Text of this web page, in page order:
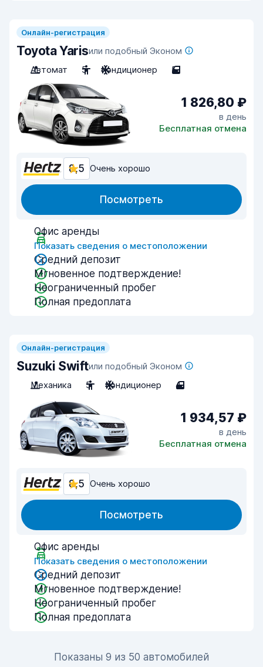
Онлайн-регистрация
Toyota Yarisили подобный Эконом
Автомат
5 Кондиционер 5
1 826,80 ₽
в день
Бесплатная отмена
8,5 Очень хорошо
Посмотреть
Офис аренды
Показать сведения о местоположении
Средний депозит
Мгновенное подтверждение!
Неограниченный пробег
Полная предоплата
Онлайн-регистрация
Suzuki Swiftили подобный Эконом
Механика
5 Кондиционер 4
1 934,57 ₽
в день
Бесплатная отмена
8,5 Очень хорошо
Посмотреть
Офис аренды
Показать сведения о местоположении
Средний депозит
Мгновенное подтверждение!
Неограниченный пробег
Полная предоплата
Показаны 9 из 50 автомобилей